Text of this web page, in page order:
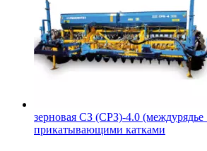
зерновая СЗ (СРЗ)-4.0 (междурядье
прикатывающими катками